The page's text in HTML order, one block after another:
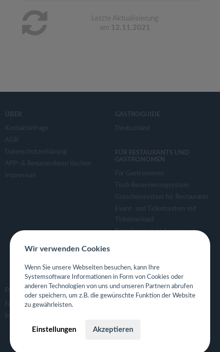
Letzte Aktualisierung
am 12.11.2021
ÜBER
Kontaktanfrage
AGB
Datenschutzerklärung
APP- & Benutzerdaten löschen
Impressum
GASTROGUIDE
Deutschland
FÜR RESTAURANTS UND
GASTRONOMEN
Für Gastronomen
Tisch Reservierungsystem
Gutscheinsystem für Restaurants
Event- und Ticketsystem mit
Ticketverkauf
Bestellsystem Lieferung und
Eigene App für Restaurant
FOLGE UNS
Facebook
Instagram
Wir verwenden Cookies
Wenn Sie unsere Webseiten besuchen, kann Ihre
Systemsoftware Informationen in Form von Cookies oder
anderen Technologien von uns und unseren Partnern abrufen
oder speichern, um z.B. die gewünschte Funktion der Website
zu gewährleisten.
Einstellungen Akzeptieren